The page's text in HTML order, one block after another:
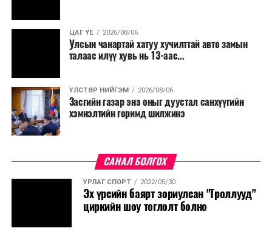
сургалтыг цахим хэлбэрт шилжүүлэх, төрийн албан
хаагчдыг зарим өдрүүдэд цахимаар ажиллуулах арга
хэмжээг үргэлжлүүлэхийг үүрэг болголоо.
Төсвийн сахилга бат сайжирч, эдийн засгийн нөхцөл
байдал хэвийн болсон тохиолдолд эдгээр
хязгаарлалтыг үе шаттайгаар сулруулах юм.
ЦАГ ҮЕ 2026/08/06
Улсын чанартай хатуу хучилттай авто замын
талаас илүү хувь нь 13-аас...
УЛСТӨР НИЙГЭМ 2026/08/06
Засгийн газар энэ оныг дуустал санхүүгийн
хэмнэлтийн горимд шилжинэ
САНАЛ БОЛГОХ
УРЛАГ СПОРТ 2022/05/30
Эх үрсийн баярт зориулсан "Троллууд"
циркийн шоу тоглолт болно